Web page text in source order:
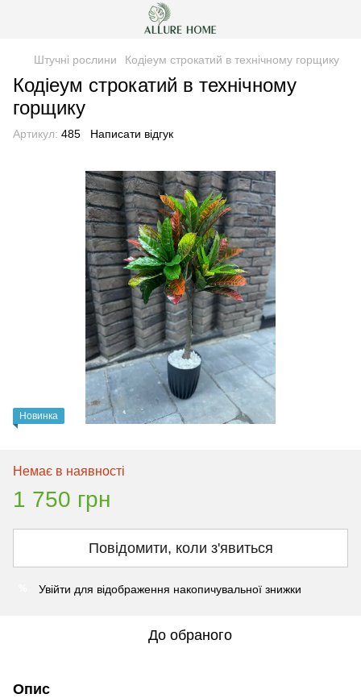
Штучні рослини Кодіеум строкатий в технічному горщику
Кодіеум строкатий в технічному
горщику
Артикул: 485 Написати відгук
Новинка
Немає в наявності
1 750 грн
Повідомити, коли з'явиться
Увійти для відображення накопичувальної знижки
До обраного
Опис